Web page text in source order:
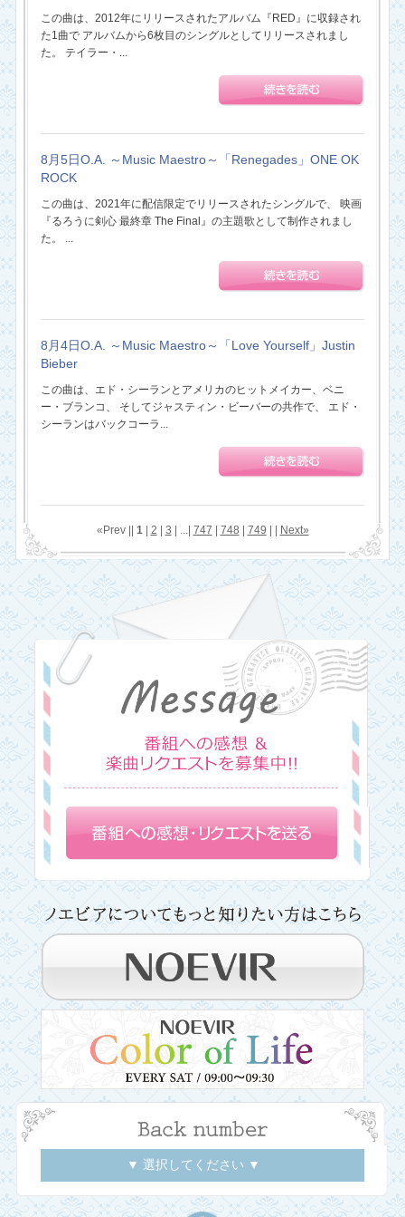
この曲は、2012年にリリースされたアルバム『RED』に収録され
た1曲で アルバムから6枚目のシングルとしてリリースされまし
た。 テイラー・...
8月5日O.A. ～Music Maestro～「Renegades」ONE OK
ROCK
この曲は、2021年に配信限定でリリースされたシングルで、 映画
『るろうに剣心 最終章 The Final』の主題歌として制作されまし
た。 ...
8月4日O.A. ～Music Maestro～「Love Yourself」Justin
Bieber
この曲は、エド・シーランとアメリカのヒットメイカー、ベニ
ー・ブランコ、 そしてジャスティン・ビーバーの共作で、 エド・
シーランはバックコーラ...
«Prev || 1| 2 3 | ...| 747 748 749 Next»